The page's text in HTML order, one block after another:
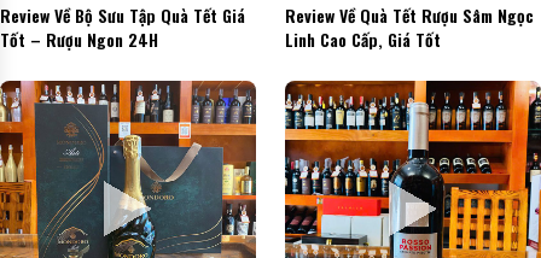
Review Về Bộ Sưu Tập Quà Tết Giá
Tốt – Rượu Ngon 24H
Review Về Quà Tết Rượu Sâm Ngọc
Linh Cao Cấp, Giá Tốt